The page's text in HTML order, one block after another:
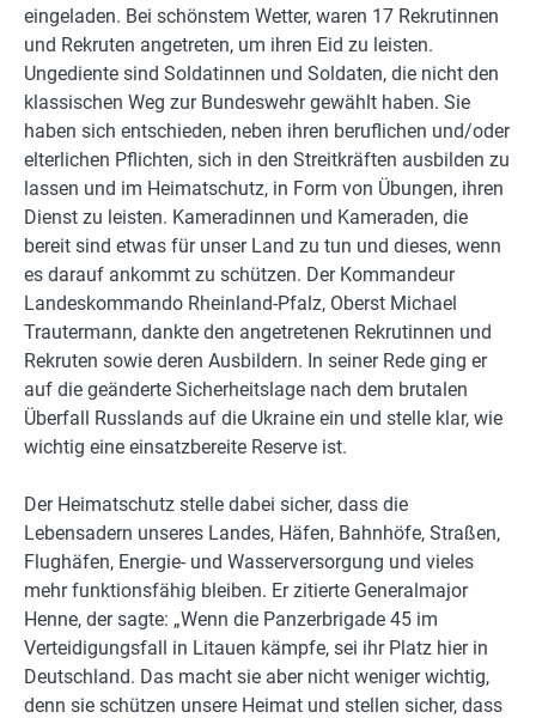
eingeladen. Bei schönstem Wetter, waren 17 Rekrutinnen
und Rekruten angetreten, um ihren Eid zu leisten.
Ungediente sind Soldatinnen und Soldaten, die nicht den
klassischen Weg zur Bundeswehr gewählt haben. Sie
haben sich entschieden, neben ihren beruflichen und/oder
elterlichen Pflichten, sich in den Streitkräften ausbilden zu
lassen und im Heimatschutz, in Form von Übungen, ihren
Dienst zu leisten. Kameradinnen und Kameraden, die
bereit sind etwas für unser Land zu tun und dieses, wenn
es darauf ankommt zu schützen. Der Kommandeur
Landeskommando Rheinland-Pfalz, Oberst Michael
Trautermann, dankte den angetretenen Rekrutinnen und
Rekruten sowie deren Ausbildern. In seiner Rede ging er
auf die geänderte Sicherheitslage nach dem brutalen
Überfall Russlands auf die Ukraine ein und stelle klar, wie
wichtig eine einsatzbereite Reserve ist.
Der Heimatschutz stelle dabei sicher, dass die
Lebensadern unseres Landes, Häfen, Bahnhöfe, Straßen,
Flughäfen, Energie- und Wasserversorgung und vieles
mehr funktionsfähig bleiben. Er zitierte Generalmajor
Henne, der sagte: „Wenn die Panzerbrigade 45 im
Verteidigungsfall in Litauen kämpfe, sei ihr Platz hier in
Deutschland. Das macht sie aber nicht weniger wichtig,
denn sie schützen unsere Heimat und stellen sicher, dass